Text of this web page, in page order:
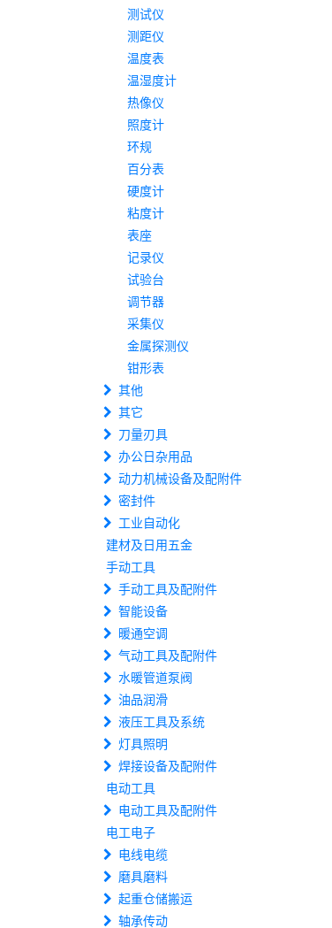
测试仪
测距仪
温度表
温湿度计
热像仪
照度计
环规
百分表
硬度计
粘度计
表座
记录仪
试验台
调节器
采集仪
金属探测仪
钳形表
其他
其它
刀量刃具
办公日杂用品
动力机械设备及配附件
密封件
工业自动化
建材及日用五金
手动工具
手动工具及配附件
智能设备
暖通空调
气动工具及配附件
水暖管道泵阀
油品润滑
液压工具及系统
灯具照明
焊接设备及配附件
电动工具
电动工具及配附件
电工电子
电线电缆
磨具磨料
起重仓储搬运
轴承传动